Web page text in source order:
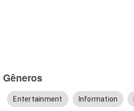
Gêneros
Entertainment Information